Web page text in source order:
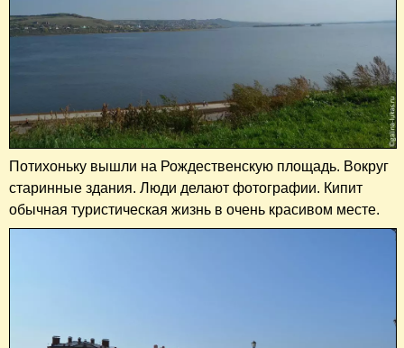
Потихоньку вышли на Рождественскую площадь. Вокруг
старинные здания. Люди делают фотографии. Кипит
обычная туристическая жизнь в очень красивом месте.